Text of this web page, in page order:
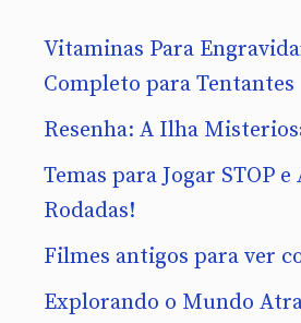
Vitaminas Para
Completo para Tentantes
Resenha: A Ilha
Temas para Jogar STOP
Rodadas!
Filmes antigos para ver
Explorando o Mundo